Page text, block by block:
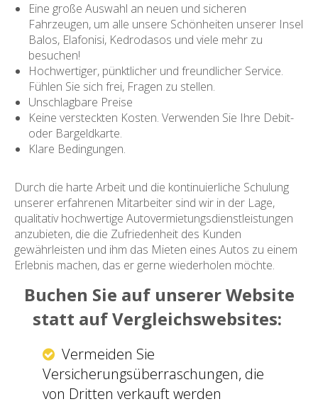
Eine große Auswahl an neuen und sicheren
Fahrzeugen, um alle unsere Schönheiten unserer Insel
Balos, Elafonisi, Kedrodasos und viele mehr zu
besuchen!
Hochwertiger, pünktlicher und freundlicher Service.
Fühlen Sie sich frei, Fragen zu stellen.
Unschlagbare Preise
Keine versteckten Kosten. Verwenden Sie Ihre Debit-
oder Bargeldkarte.
Klare Bedingungen.
Durch die harte Arbeit und die kontinuierliche Schulung
unserer erfahrenen Mitarbeiter sind wir in der Lage,
qualitativ hochwertige Autovermietungsdienstleistungen
anzubieten, die die Zufriedenheit des Kunden
gewährleisten und ihm das Mieten eines Autos zu einem
Erlebnis machen, das er gerne wiederholen möchte.
Buchen Sie auf unserer Website
statt auf Vergleichswebsites:
Vermeiden Sie
Versicherungsüberraschungen, die
von Dritten verkauft werden